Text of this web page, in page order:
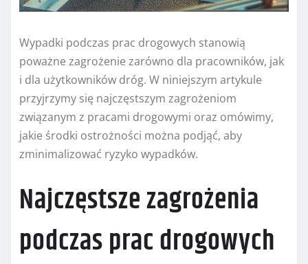
Wypadki podczas prac drogowych stanowią
poważne zagrożenie zarówno dla pracowników, jak
i dla użytkowników dróg. W niniejszym artykule
przyjrzymy się najczęstszym zagrożeniom
związanym z pracami drogowymi oraz omówimy,
jakie środki ostrożności można podjąć, aby
zminimalizować ryzyko wypadków.
Najczęstsze zagrożenia
podczas prac drogowych